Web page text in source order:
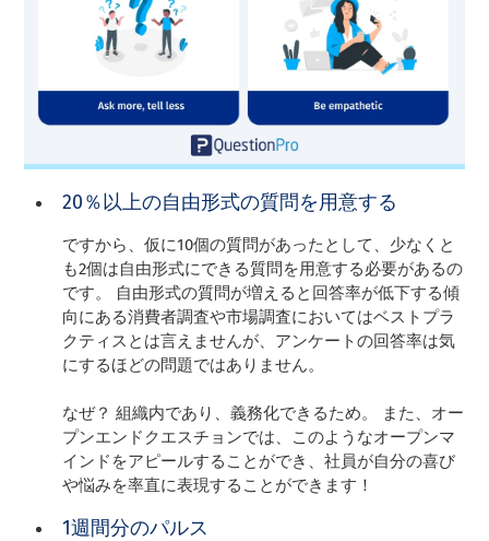
20％以上の自由形式の質問を用意する
ですから、仮に10個の質問があったとして、少なくと
も2個は自由形式にできる質問を用意する必要があるの
です。 自由形式の質問が増えると回答率が低下する傾
向にある消費者調査や市場調査においてはベストプラ
クティスとは言えませんが、アンケートの回答率は気
にするほどの問題ではありません。
なぜ？ 組織内であり、義務化できるため。 また、オー
プンエンドクエスチョンでは、このようなオープンマ
インドをアピールすることができ、社員が自分の喜び
や悩みを率直に表現することができます！
1週間分のパルス